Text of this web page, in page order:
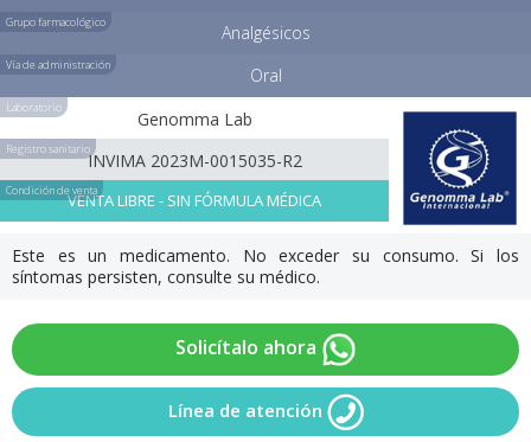
Grupo farmacológico Analgésicos
Vía de administración Oral
Laboratorio
Genomma Lab
Registro sanitario
INVIMA 2023M-0015035-R2
Condición de ventaVENTA LIBRE - SIN FÓRMULA MÉDICA
Este es un medicamento. No exceder su consumo. Si los
síntomas persisten, consulte su médico.
Solicítalo ahora
Línea de atención